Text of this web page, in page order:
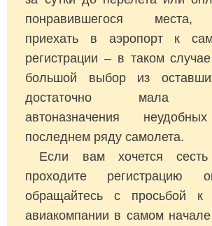
понравившегося места,
приехать в аэропорт к
регистрации – в таком
большой выбор из
достаточно мала
автоназначения
последнем ряду самолета.
Если вам хочется сесть
проходите регистрацию
обращайтесь с просьбой к
авиакомпании в самом начале